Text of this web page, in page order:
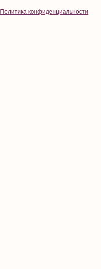
Политика конфиденциальности